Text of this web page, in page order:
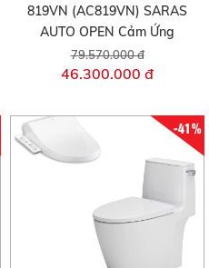
819VN (AC819VN) SARAS
AUTO OPEN Cảm Ứng
79.570.000 đ
46.300.000 đ
-41%